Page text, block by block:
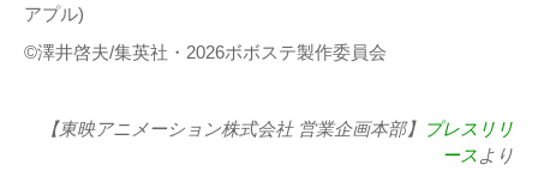
アプル)
©澤井啓夫/集英社・2026ボボステ製作委員会
【東映アニメーション株式会社 営業企画本部】 プレスリリ
ースより